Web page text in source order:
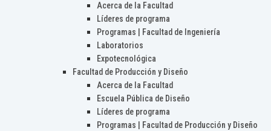
Acerca de la Facultad
Líderes de programa
Programas | Facultad de Ingeniería
Laboratorios
Expotecnológica
Facultad de Producción y Diseño
Acerca de la Facultad
Escuela Pública de Diseño
Líderes de programa
Programas | Facultad de Producción y Diseño